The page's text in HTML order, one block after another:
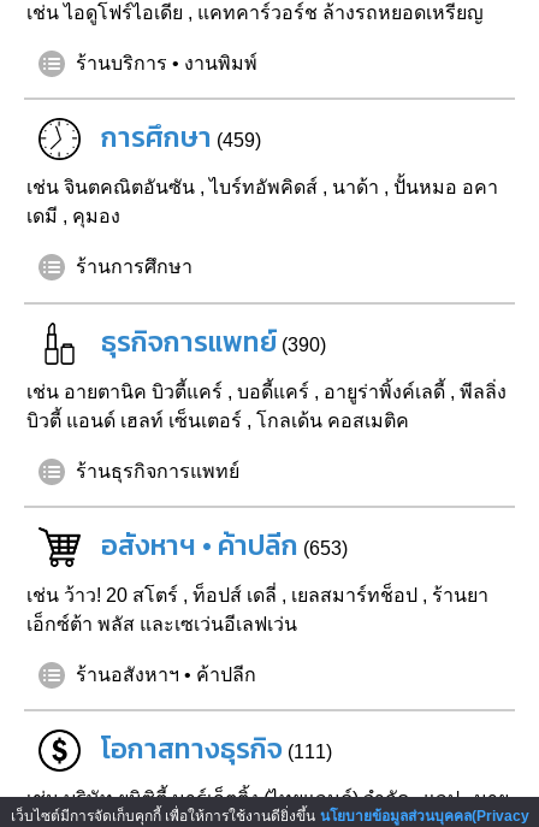
เช่นไอดูโฟร์ไอเดีย , แคทคาร์วอร์ช ล้างรถหยอดเหรียญ
ร้านบริการ • งานพิมพ์
การศึกษา (459)
เช่น จินตคณิตอันซัน ,ไบร์ทอัพคิดส์ , นาด้า , ปั้นหมอ อคา
เดมี , คุมอง
ร้านการศึกษา
ธุรกิจการแพทย์ (390)
เช่น อายตานิค บิวตี้แคร์ , บอดี้แคร์ , อายูร่าพิ้งค์เลดี้ , พีลลิ่ง
บิวตี้ แอนด์ เฮลท์ เซ็นเตอร์ , โกลเด้น คอสเมติค
ร้านธุรกิจการแพทย์
อสังหาฯ • ค้าปลีก (653)
เช่น ว้าว! 20 สโตร์ , ท็อปส์ เดลี่ , เยลสมาร์ทช็อป , ร้านยา
เอ็กซ์ต้า พลัส และเซเว่นอีเลฟเว่น
ร้านอสังหาฯ • ค้าปลีก
โอกาสทางธุรกิจ (111)
เช่นบริษัท ยูนิซิตี้ มาร์เก็ตติ้ง (ไทยแลนด์) จำกัด,แลป,มาย
เว็บไซต์มีการจัดเก็บคุกกี้ เพื่อให้การใช้งานดียิ่งขึ้น นโยบายข้อมูลส่วนบุคคล(Privacy